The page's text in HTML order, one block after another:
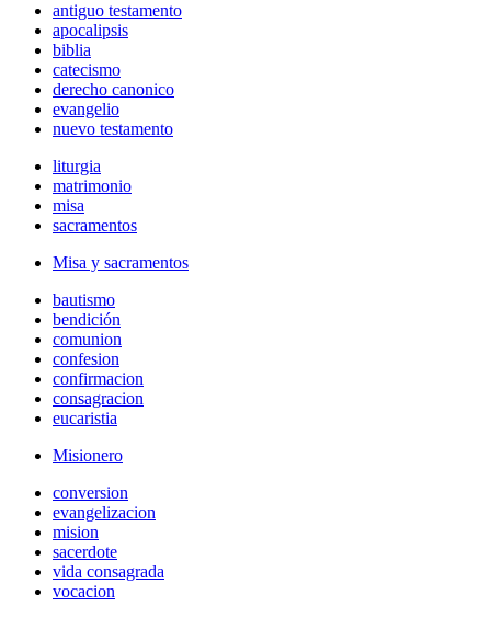
antiguo testamento
apocalipsis
biblia
catecismo
derecho canonico
evangelio
nuevo testamento
liturgia
matrimonio
misa
sacramentos
Misa y sacramentos
bautismo
bendición
comunion
confesion
confirmacion
consagracion
eucaristia
Misionero
conversion
evangelizacion
mision
sacerdote
vida consagrada
vocacion